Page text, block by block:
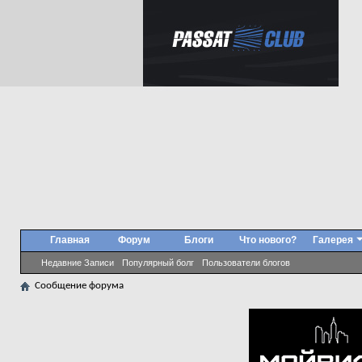
Главная Форум Блоги
Недавние Записи Популярный болг Пользователи блогов
Что нового? Галерея
Сообщение форума